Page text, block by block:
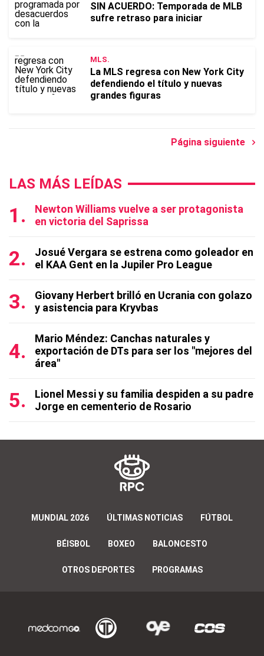
SIN ACUERDO: Temporada de MLB
sufre retraso para iniciar
MLS.
La MLS regresa con New York City
defendiendo el título y nuevas
grandes figuras
Página siguiente
LAS MÁS LEÍDAS
Newton Williams vuelve a ser protagonista
en victoria del Saprissa
Josué Vergara se estrena como goleador en
el KAA Gent en la Jupiler Pro League
Giovany Herbert brilló en Ucrania con golazo
y asistencia para Kryvbas
Mario Méndez: Canchas naturales y
exportación de DTs para ser los "mejores del
área"
Lionel Messi y su familia despiden a su padre
Jorge en cementerio de Rosario
MUNDIAL 2026 ÚLTIMAS NOTICIAS FÚTBOL
BÉISBOL BOXEO BALONCESTO
OTROS DEPORTES PROGRAMAS